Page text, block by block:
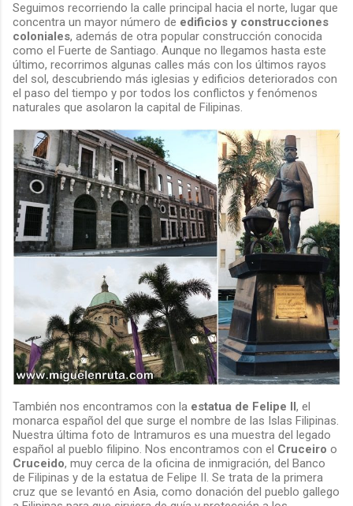
Seguimos recorriendo la calle principal hacia el norte, lugar que
concentra un mayor número de edificios y construcciones
coloniales, además de otra popular construcción conocida
como el Fuerte de Santiago. Aunque no llegamos hasta este
último, recorrimos algunas calles más con los últimos rayos
del sol, descubriendo más iglesias y edificios deteriorados con
el paso del tiempo y por todos los conflictos y fenómenos
naturales que asolaron la capital de Filipinas.
También nos encontramos con la estatua de Felipe II , el
monarca español del que surge el nombre de las Islas Filipinas.
Nuestra última foto de Intramuros es una muestra del legado
español al pueblo filipino. Nos encontramos con el Cruceiro o
Cruceido, muy cerca de la oficina de inmigración, del Banco
de Filipinas y de la estatua de Felipe II. Se trata de la primera
cruz que se levantó en Asia, como donación del pueblo gallego